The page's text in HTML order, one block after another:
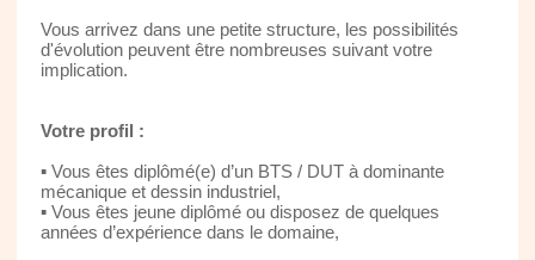
Vous arrivez dans une petite structure, les possibilités
d'évolution peuvent être nombreuses suivant votre
implication.
Votre profil :
▪ Vous êtes diplômé(e) d’un BTS / DUT à dominante
mécanique et dessin industriel,
▪ Vous êtes jeune diplômé ou disposez de quelques
années d’expérience dans le domaine,